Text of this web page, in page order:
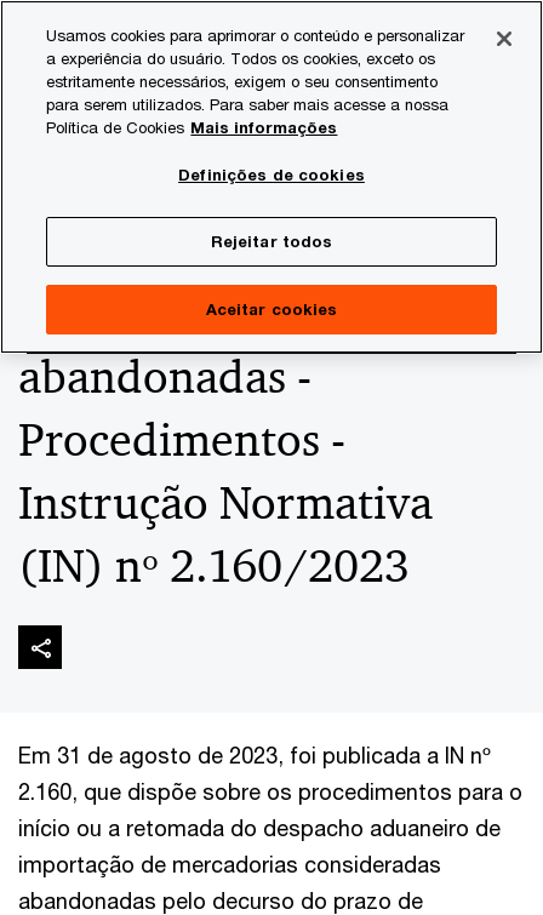
content
footer
Consultoria Tributária
Retomada do despacho
aduaneiro de importação
de mercadorias
abandonadas -
Procedimentos -
Instrução Normativa
(IN) nº 2.160/2023
Em 31 de agosto de 2023, foi publicada a IN nº
2.160, que dispõe sobre os procedimentos para o
início ou a retomada do despacho aduaneiro de
importação de mercadorias consideradas
abandonadas pelo decurso do prazo de
Usamos cookies para aprimorar o conteúdo e personalizar
a experiência do usuário. Todos os cookies, exceto os
estritamente necessários, exigem o seu consentimento
para serem utilizados. Para saber mais acesse a nossa
Política de Cookies Mais informações
Definições de cookies
Rejeitar todos
Aceitar cookies